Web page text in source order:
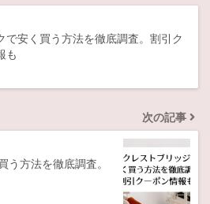
で安く買う方法を徹底調査。割引ク
も
次の記事
う方法を徹底調査。